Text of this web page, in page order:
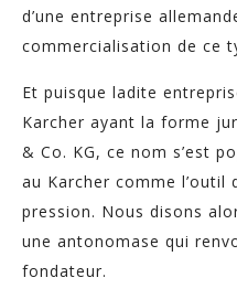
d’une entreprise
commercialisation de ce
Et puisque ladite
Karcher ayant la forme
& Co. KG, ce nom s’est
au Karcher comme l’outil
pression. Nous disons
une antonomase qui
fondateur.